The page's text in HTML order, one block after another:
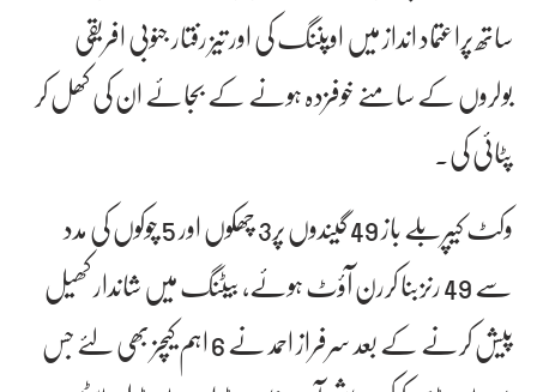
ساتھ پراعتماد انداز میں اوپننگ کی اور تیز رفتار جنوبی افریقی
بولروں کے سامنے خوفزدہ ہونے کے بجائے ان کی کھل کر
پٹائی کی۔
وکٹ کیپربلے باز 49 گیندوں پر3 چھکوں اور 5 چوکوں کی مدد
سے 49 رنزبنا کررن آؤٹ ہوئے، بیٹنگ میں شاندار کھیل
پیش کرنے کے بعد سرفراز احمد نے 6 اہم کیچز بھی لئے جس